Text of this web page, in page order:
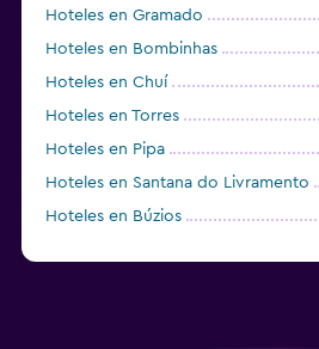
Hoteles en Gramado
Hoteles en Bombinhas
Hoteles en Chuí
Hoteles en Torres
Hoteles en Pipa
Hoteles en Santana do Livramento
Hoteles en Búzios